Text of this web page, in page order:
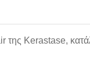
Kerastase,